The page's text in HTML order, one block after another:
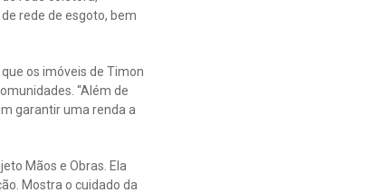
rede de esgoto, bem
os imóveis de Timon
“Além de
garantir uma renda a
Mãos e Obras. Ela
Mostra o cuidado da